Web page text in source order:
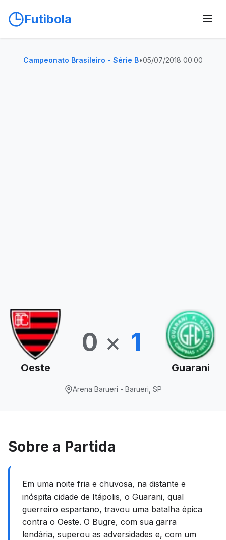
Futibola
Campeonato Brasileiro - Série B•05/07/2018 00:00
Oeste
0 × 1
Guarani
Arena Barueri - Barueri, SP
Sobre a Partida
Em uma noite fria e chuvosa, na distante e
inóspita cidade de Itápolis, o Guarani, qual
guerreiro espartano, travou uma batalha épica
contra o Oeste. O Bugre, com sua garra
lendária, superou as adversidades e, com um